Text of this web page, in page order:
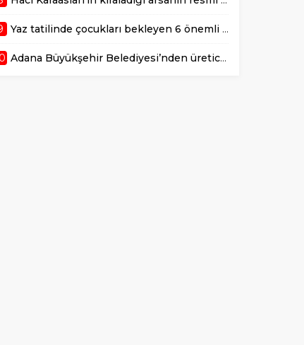
Yaz tatilinde çocukları bekleyen 6 önemli sağlık riski!
Adana Büyükşehir Belediyesi’nden üreticiye 168 adet süt sağım makinesi